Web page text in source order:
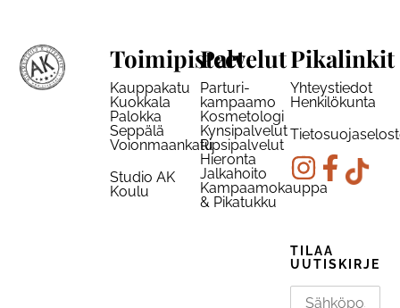
Toimipisteet
Kauppakatu
Kuokkala
Palokka
Seppälä
Voionmaankatu
Studio AK
Koulu
Palvelut
Parturi-
kampaamo
Kosmetologi
Kynsipalvelut
Ripsipalvelut
Hieronta
Jalkahoito
Kampaamokauppa
& Pikatukku
Pikalinkit
Yhteystiedot
Henkilökunta
TILAA
UUTISKIRJE